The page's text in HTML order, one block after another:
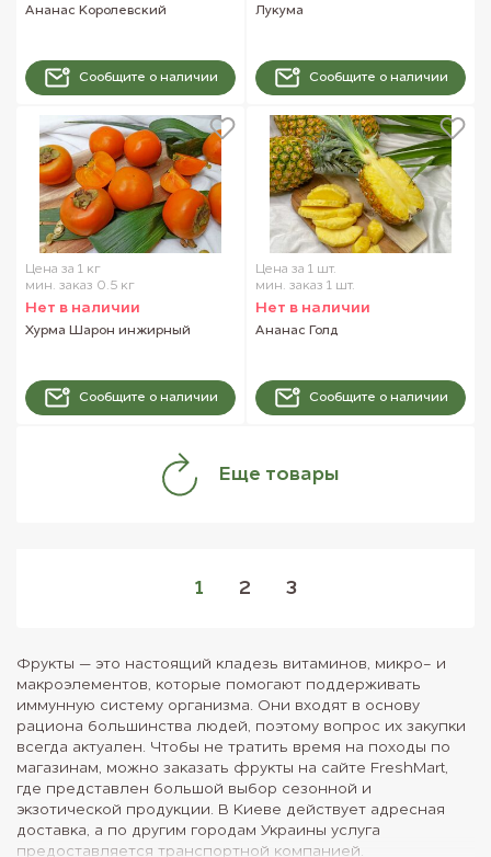
Ананас Королевский
Сообщите о наличии
Лукума
Сообщите о наличии
Цена за 1 кг
мин. заказ 0.5 кг
Нет в наличии
Хурма Шарон инжирный
Сообщите о наличии
Цена за 1 шт.
мин. заказ 1 шт.
Нет в наличии
Ананас Голд
Сообщите о наличии
Еще товары
1 2 3
Фрукты — это настоящий кладезь витаминов, микро- и
макроэлементов, которые помогают поддерживать
иммунную систему организма. Они входят в основу
рациона большинства людей, поэтому вопрос их закупки
всегда актуален. Чтобы не тратить время на походы по
магазинам, можно заказать фрукты на сайте FreshMart,
где представлен большой выбор сезонной и
экзотической продукции. В Киеве действует адресная
доставка, а по другим городам Украины услуга
предоставляется транспортной компанией.